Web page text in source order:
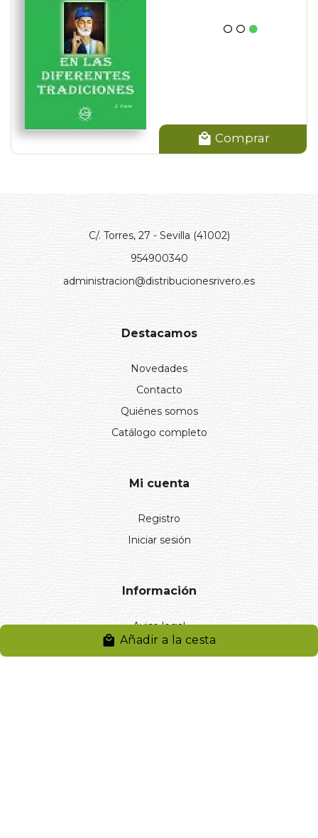
Añadir a la cesta
Comprar
C/. Torres, 27 - Sevilla (41002)
954900340
administracion@distribucionesrivero.es
Destacamos
Novedades
Contacto
Quiénes somos
Catálogo completo
Mi cuenta
Registro
Iniciar sesión
Información
Aviso legal
Política de privacidad